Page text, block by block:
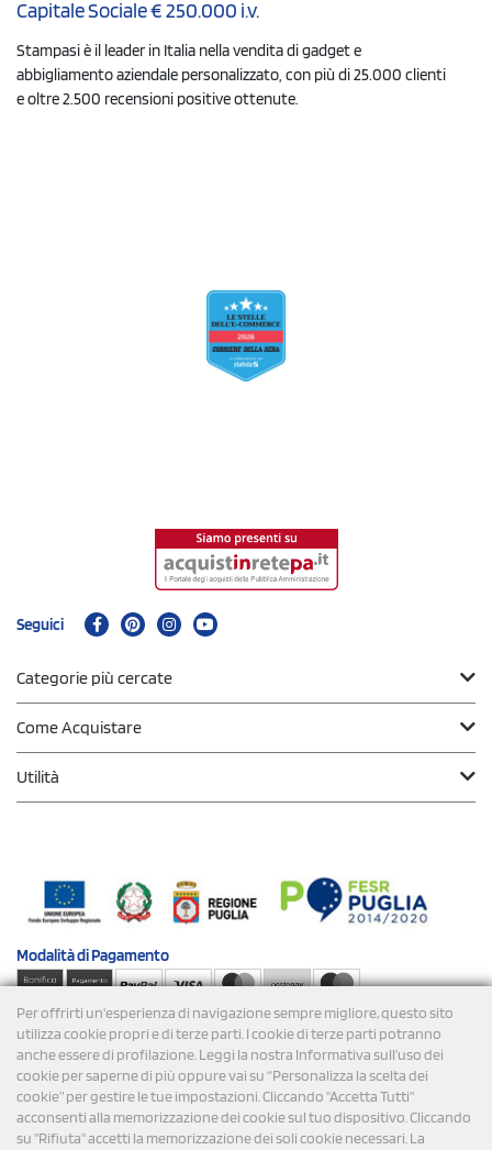
Per offrirti un'esperienza di navigazione sempre migliore, questo sito
utilizza cookie propri e di terze parti. I cookie di terze parti potranno
anche essere di profilazione. Leggi la nostra Informativa sull’uso dei
cookie per saperne di più oppure vai su “Personalizza la scelta dei
cookie” per gestire le tue impostazioni. Cliccando "Accetta Tutti"
acconsenti alla memorizzazione dei cookie sul tuo dispositivo. Cliccando
su "Rifiuta" accetti la memorizzazione dei soli cookie necessari. La
Capitale Sociale € 250.000 i.v.
Stampasi è il leader in Italia nella vendita di gadget e
abbigliamento aziendale personalizzato, con più di 25.000 clienti
e oltre 2.500 recensioni positive ottenute.
Seguici
Categorie più cercate
Come Acquistare
Utilità
Modalità diPagamento
Spedizioni